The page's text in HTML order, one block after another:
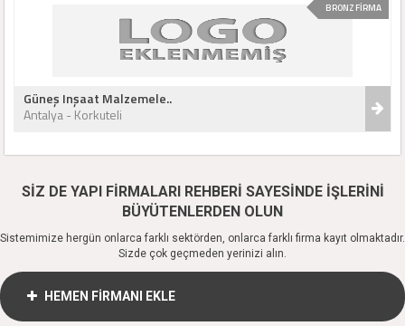
BRONZ FİRMA
Güneş Inşaat Malzemele..
Antalya - Korkuteli
SİZ DE YAPI FİRMALARI REHBERİ SAYESİNDE İŞLERİNİ
BÜYÜTENLERDEN OLUN
Sistemimize hergün onlarca farklı sektörden, onlarca farklı firma kayıt olmaktadır.
Sizde çok geçmeden yerinizi alın.
HEMEN FİRMANI EKLE